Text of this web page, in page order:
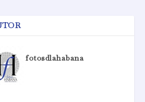
fotosdlahabana